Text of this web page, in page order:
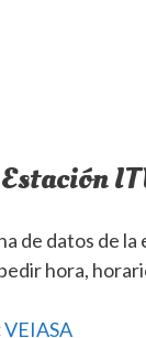
de datos de
hora,
VEIASA